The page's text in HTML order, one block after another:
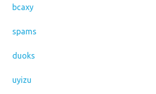
bcaxy
spams
duoks
uyizu